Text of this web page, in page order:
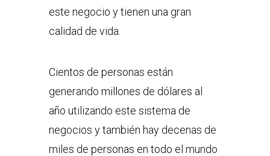
este negocio y tienen una gran
calidad de vida.
Cientos de personas están
generando millones de dólares al
año utilizando este sistema de
negocios y también hay decenas de
miles de personas en todo el mundo